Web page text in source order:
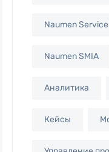
Naumen
Naumen SMIA
Аналитика
Кейсы